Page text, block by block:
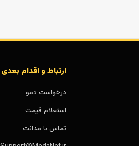
ارتباط و اقدام بعدی
درخواست دمو
استعلام قیمت
تماس با مدانت